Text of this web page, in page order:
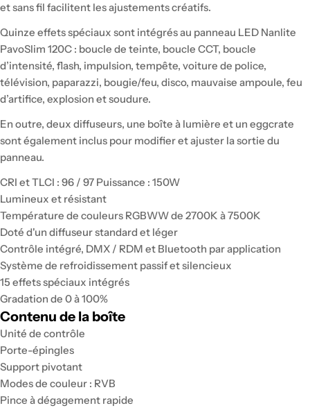
et sans fil facilitent les ajustements créatifs.
Quinze effets spéciaux sont intégrés au panneau LED Nanlite
PavoSlim 120C : boucle de teinte, boucle CCT, boucle
d’intensité, flash, impulsion, tempête, voiture de police,
télévision, paparazzi, bougie/feu, disco, mauvaise ampoule, feu
d’artifice, explosion et soudure.
En outre, deux diffuseurs, une boîte à lumière et un eggcrate
sont également inclus pour modifier et ajuster la sortie du
panneau.
CRI et TLCI : 96 / 97 Puissance : 150W
Lumineux et résistant
Température de couleurs RGBWW de 2700K à 7500K
Doté d'un diffuseur standard et léger
Contrôle intégré, DMX / RDM et Bluetooth par application
Système de refroidissement passif et silencieux
15 effets spéciaux intégrés
Gradation de 0 à 100%
Contenu de la boîte
Unité de contrôle
Porte-épingles
Support pivotant
Modes de couleur : RVB
Pince à dégagement rapide